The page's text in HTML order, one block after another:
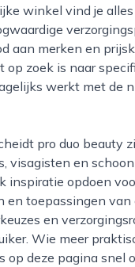
winkel vind je
aan merken en
zoek is naar
werkt met de
visagisten en
inspiratie opdoen
toepassingen van
en
Wie meer
deze pagina snel